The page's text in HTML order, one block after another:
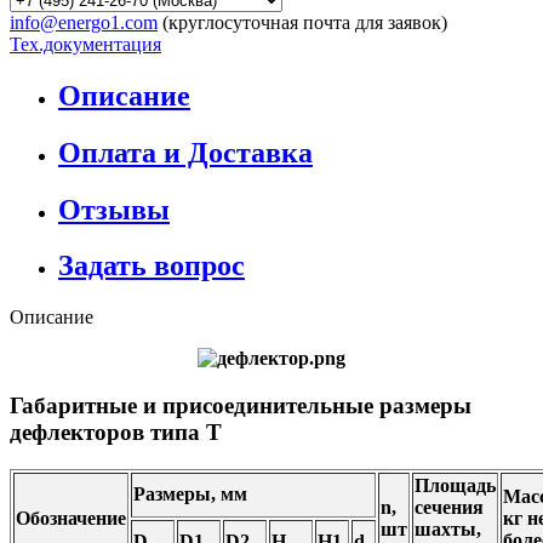
info@energo1.com (круглосуточная почта для заявок)
Тех.документация
Описание
Оплата и Доставка
Отзывы
Задать вопрос
Описание
Габаритные и присоединительные размеры
дефлекторов типа Т
Обозначение
Размеры, мм
n,
шт
Площадь
сечения
шахты,
кг